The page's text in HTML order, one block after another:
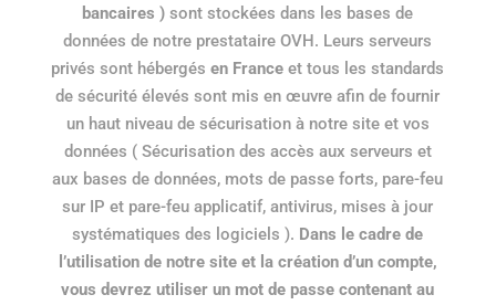
bancaires ) sont stockées dans les bases de
données de notre prestataire OVH. Leurs serveurs
privés sont hébergésen France et tous les standards
de sécurité élevés sont mis en œuvre afin de fournir
un haut niveau de sécurisation à notre site et vos
données ( Sécurisation des accès aux serveurs et
aux bases de données, mots de passe forts, pare-feu
sur IP et pare-feu applicatif, antivirus, mises à jour
systématiques des logiciels ). Dans le cadre de
l’utilisation de notre site et la création d’un compte,
vous devrez utiliser un mot de passe contenant au